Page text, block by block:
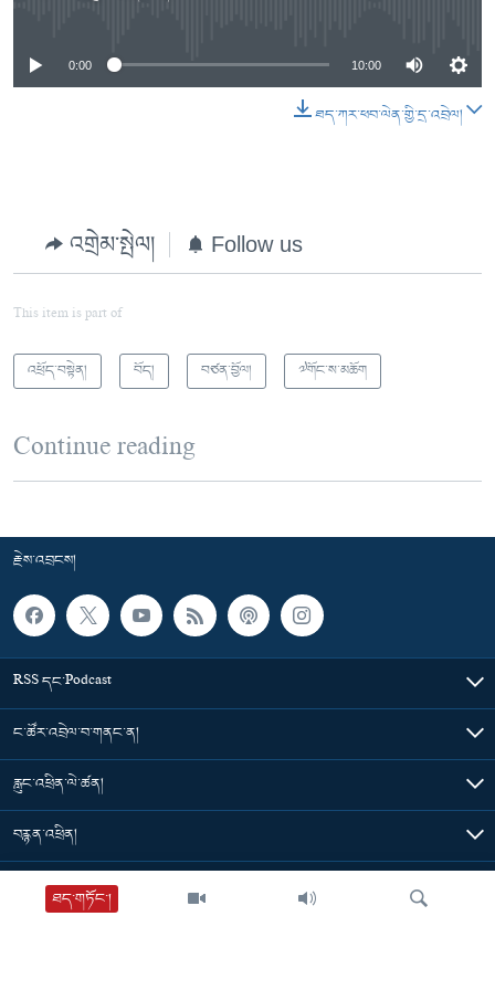
ཐད་གཏོང་།
0:00 10:00
ཐད་ཀར་ཕབ་ལེན་གྱི་དྲ་འབྲེལ།
འགྲེམ་སྤེལ། Follow us
This item is part of
འཕྲོད་བསྟེན། བོད། བཙན་བྱོལ། ༧གོང་ས་མཆོག
Continue reading
རྗེས་འབྲངས།
RSS དང་Podcast
ང་ཚོར་འབྲེལ་བ་གནང་ན།
རླུང་འཕྲིན་ལེ་ཚན།
བརྙན་འཕྲིན།
གསར་འགྱུར་ཁག